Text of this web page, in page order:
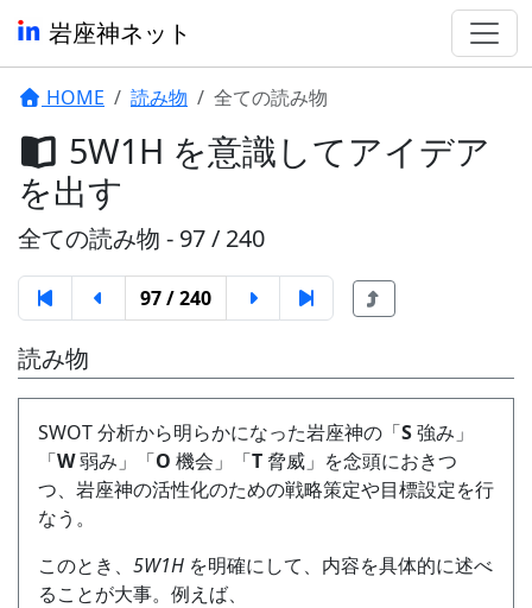
岩座神ネット
HOME 読み物 全ての読み物
5W1H を意識してアイデア
を出す
全ての読み物 - 97 / 240
97 / 240
読み物
SWOT 分析から明らかになった岩座神の「S強み」
「W弱み」「O 機会」「T 脅威」を念頭におきつ
つ、岩座神の活性化のための戦略策定や目標設定を行
なう。
このとき、 5W1H を明確にして、内容を具体的に述べ
ることが大事。例えば、